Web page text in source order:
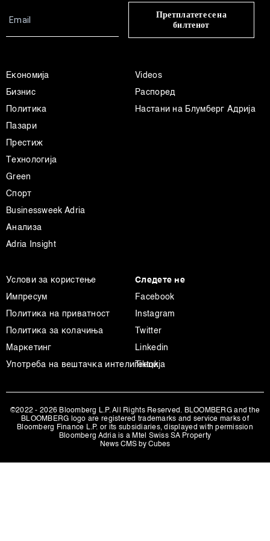
деталите“. Согласноста можете во кој било момент да
ја повлечете без негативни последици.Претплатете се на
билтенот
Економија
Бизнис
Политика
Пазари
Престиж
Технологија
Green
Спорт
Businessweek Adria
Анализа
Adria Insight
Videos
Распоред
Настани на Блумберг Адрија
Услови за користење
Импресум
Политика на приватност
Политика за колачиња
Маркетинг
Употреба на вештачка интелигенција
Следете не
Facebook
Instagram
Twitter
Linkedin
Tiktok
©2022 - 2026 Bloomberg L.P. All Rights Reserved. BLOOMBERG and the
BLOOMBERG logo are registered trademarks and service marks of
Bloomberg Finance L.P. or its subsidiaries, displayed with permission
Bloomberg Adria is a Mtel Swiss SA Property
News CMS by Cubes